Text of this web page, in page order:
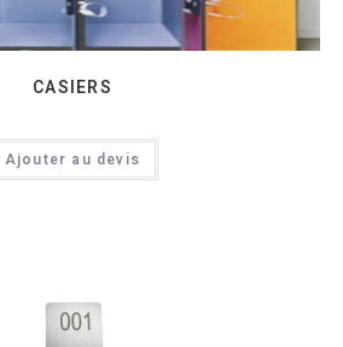
CASIERS
Ajouter au devis